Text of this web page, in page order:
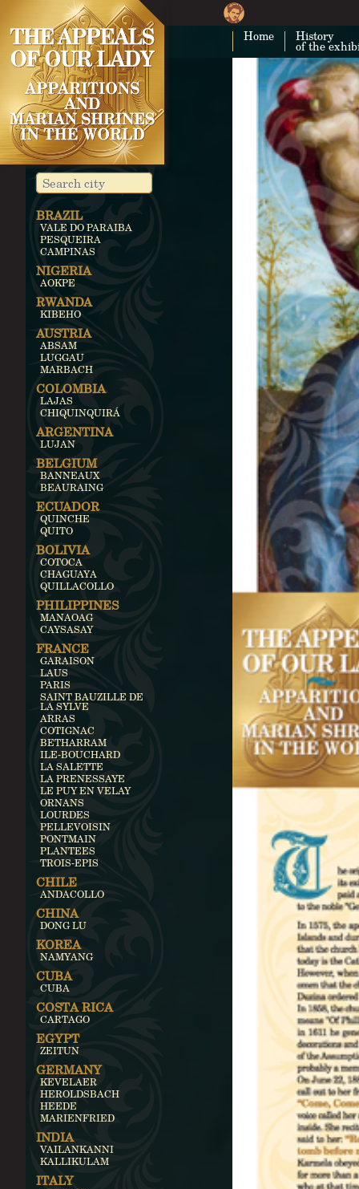
Home History
of the
BRAZIL
VALE DO PARAIBA
PESQUEIRA
CAMPINAS
NIGERIA
AOKPE
RWANDA
KIBEHO
AUSTRIA
ABSAM
LUGGAU
MARBACH
COLOMBIA
LAJAS
CHIQUINQUIRÁ
ARGENTINA
LUJAN
BELGIUM
BANNEAUX
BEAURAING
ECUADOR
QUINCHE
QUITO
BOLIVIA
COTOCA
CHAGUAYA
QUILLACOLLO
PHILIPPINES
MANAOAG
CAYSASAY
FRANCE
GARAISON
LAUS
PARIS
SAINT BAUZILLE DE
LA SYLVE
ARRAS
COTIGNAC
BETHARRAM
ILE-BOUCHARD
LA SALETTE
LA PRENESSAYE
LE PUY EN VELAY
ORNANS
LOURDES
PELLEVOISIN
PONTMAIN
PLANTEES
TROIS-EPIS
CHILE
ANDACOLLO
CHINA
DONG LU
KOREA
NAMYANG
CUBA
CUBA
COSTA RICA
CARTAGO
EGYPT
ZEITUN
GERMANY
KEVELAER
HEROLDSBACH
HEEDE
MARIENFRIED
INDIA
VAILANKANNI
KALLIKULAM
ITALY